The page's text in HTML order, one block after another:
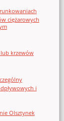
ciężarowych
krzewów
i
Olsztynek